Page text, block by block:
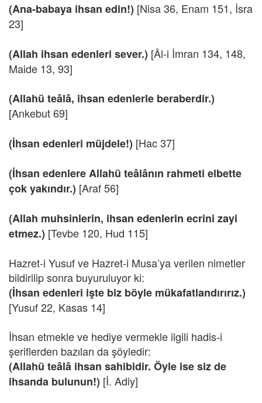
(Ana-babaya ihsan edin!) [Nisa 36, Enam 151, İsra
23]
(Allah ihsan edenleri sever.) [Âl-i İmran 134, 148,
Maide 13, 93]
(Allahü teâlâ, ihsan edenlerle beraberdir.)
[Ankebut 69]
(İhsan edenleri müjdele!) [Hac 37]
(İhsan edenlere Allahü teâlânın rahmeti elbette
çok yakındır.) [Araf 56]
(Allah muhsinlerin, ihsan edenlerin ecrini zayi
etmez.) [Tevbe 120, Hud 115]
Hazret-i Yusuf ve Hazret-i Musa’ya verilen nimetler
bildirilip sonra buyuruluyor ki:
(İhsan edenleri işte biz böyle mükafatlandırırız.)
[Yusuf 22, Kasas 14]
İhsan etmekle ve hediye vermekle ilgili hadis-i
şeriflerden bazıları da şöyledir:
(Allahü teâlâ ihsan sahibidir. Öyle ise siz de
ihsanda bulunun!) [İ. Adiy]